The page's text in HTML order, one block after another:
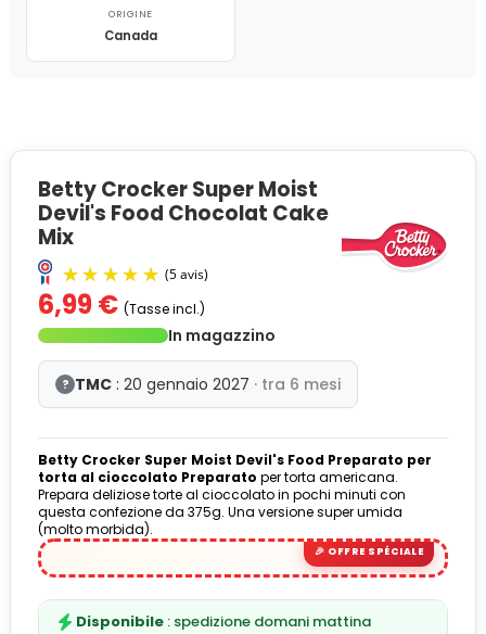
ORIGINE
Canada
Betty Crocker Super Moist
Devil's Food Chocolat Cake
Mix
(5 avis)
6,99 € (Tasse incl.)
In magazzino
? TMC : 20 gennaio 2027 · tra 6 mesi
Betty Crocker Super Moist Devil's Food Preparato per
torta al cioccolato Preparato per torta americana.
Prepara deliziose torte al cioccolato in pochi minuti con
questa confezione da 375g. Una versione super umida
(molto morbida).
Disponibile : spedizione domani mattina